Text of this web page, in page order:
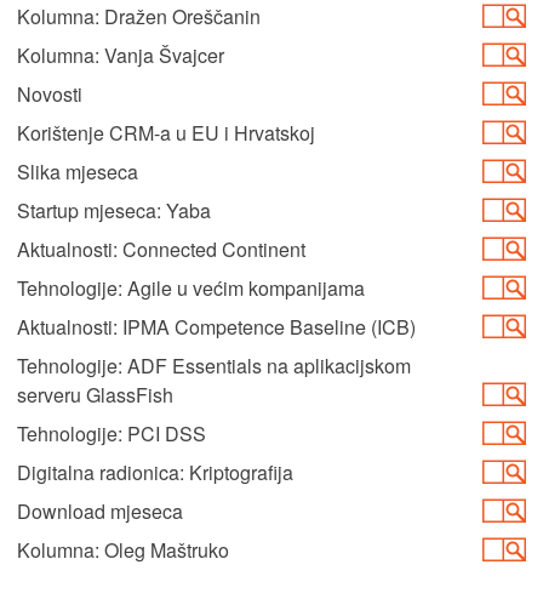
Kolumna: Dražen Oreščanin
Kolumna: Vanja Švajcer
Novosti
Korištenje CRM-a u EU i Hrvatskoj
Slika mjeseca
Startup mjeseca: Yaba
Aktualnosti: Connected Continent
Tehnologije: Agile u većim kompanijama
Aktualnosti: IPMA Competence Baseline (ICB)
Tehnologije: ADF Essentials na aplikacijskom
serveru GlassFish
Tehnologije: PCI DSS
Digitalna radionica: Kriptografija
Download mjeseca
Kolumna: Oleg Maštruko